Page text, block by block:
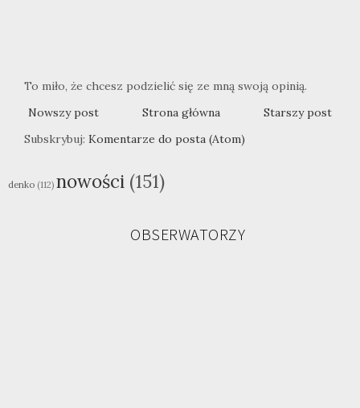
To miło, że chcesz podzielić się ze mną swoją opinią.
Nowszy post
Starszy post
Strona główna
Subskrybuj: Komentarze do posta (Atom)
denko (112) nowości (151)
OBSERWATORZY